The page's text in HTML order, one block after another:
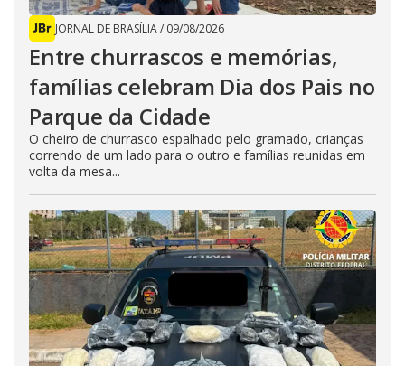
JORNAL DE BRASÍLIA/ 09/08/2026
Entre churrascos e memórias,
famílias celebram Dia dos Pais no
Parque da Cidade
O cheiro de churrasco espalhado pelo gramado, crianças
correndo de um lado para o outro e famílias reunidas em
volta da mesa...